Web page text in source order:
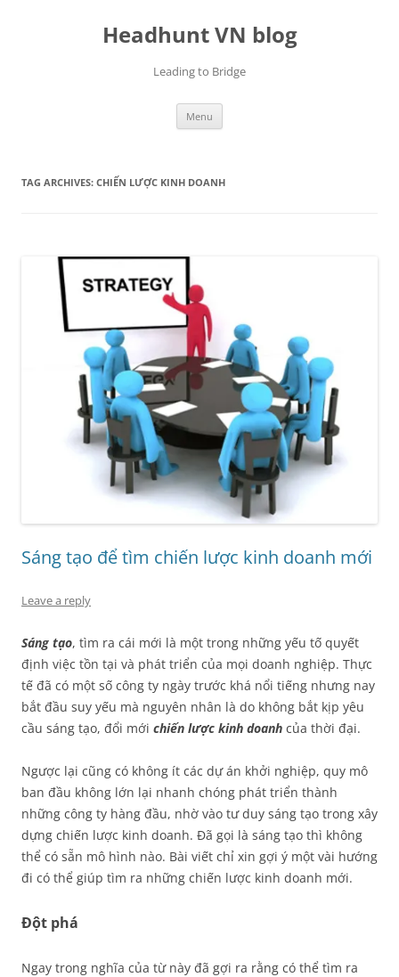
Headhunt VN blog
Leading to Bridge
Menu
TAG ARCHIVES: CHIẾN LƯỢC KINH DOANH
Sáng tạo để tìm chiến lược kinh doanh mới
Leave a reply
Sáng tạo, tìm ra cái mới là một trong những yếu tố quyết
định việc tồn tại và phát triển của mọi doanh nghiệp. Thực
tế đã có một số công ty ngày trước khá nổi tiếng nhưng nay
bắt đầu suy yếu mà nguyên nhân là do không bắt kịp yêu
cầu sáng tạo, đổi mới chiến lược kinh doanh của thời đại.
Ngược lại cũng có không ít các dự án khởi nghiệp, quy mô
ban đầu không lớn lại nhanh chóng phát triển thành
những công ty hàng đầu, nhờ vào tư duy sáng tạo trong xây
dựng chiến lược kinh doanh. Đã gọi là sáng tạo thì không
thể có sẵn mô hình nào. Bài viết chỉ xin gợi ý một vài hướng
đi có thể giúp tìm ra những chiến lược kinh doanh mới.
Đột phá
Ngay trong nghĩa của từ này đã gợi ra rằng có thể tìm ra